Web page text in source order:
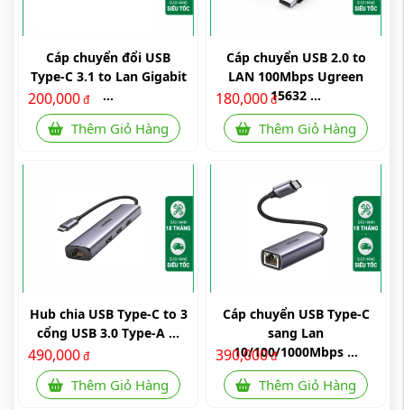
Cáp chuyển đổi USB
Type-C 3.1 to Lan Gigabit
...
200,000đ
Thêm Giỏ Hàng
Cáp chuyển USB 2.0 to
LAN 100Mbps Ugreen
15632 ...
180,000đ
Thêm Giỏ Hàng
Hub chia USB Type-C to 3
cổng USB 3.0 Type-A ...
490,000đ
Thêm Giỏ Hàng
Cáp chuyển USB Type-C
sang Lan
10/100/1000Mbps ...
390,000đ
Thêm Giỏ Hàng